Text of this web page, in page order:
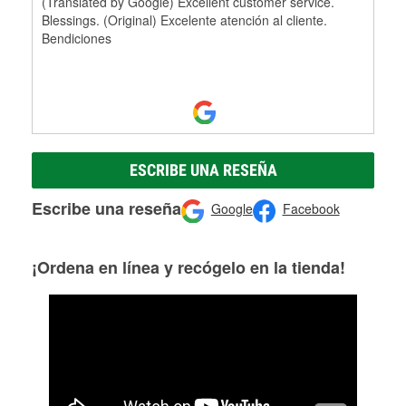
Blessings. (Original) Excelente atención al cliente.
Bendiciones
ESCRIBE UNA RESEÑA
Escribe una reseña Google Facebook
¡Ordena en línea y recógelo en la tienda!